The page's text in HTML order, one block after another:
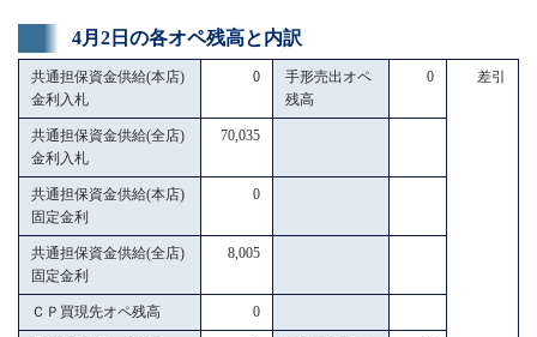
4月2日の各オペ残高と内訳
共通担保資金供給(本店)
金利入札
0
手形売出オペ
残高
0 差引
共通担保資金供給(全店)
金利入札
70,035
共通担保資金供給(本店)
固定金利
0
共通担保資金供給(全店)
固定金利
8,005
ＣＰ買現先オペ残高 0